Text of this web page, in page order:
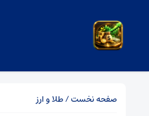
صفحه نخست/طلا و ارز